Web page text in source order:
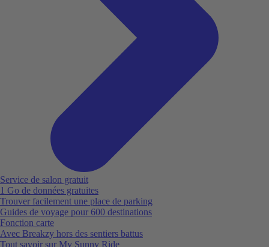
Service de salon gratuit
1 Go de données gratuites
Trouver facilement une place de parking
Guides de voyage pour 600 destinations
Fonction carte
Avec Breakzy hors des sentiers battus
Tout savoir sur My Sunny Ride